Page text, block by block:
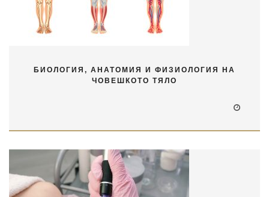
БИОЛОГИЯ, АНАТОМИЯ И ФИЗИОЛОГИЯ НА
ЧОВЕШКОТО ТЯЛО